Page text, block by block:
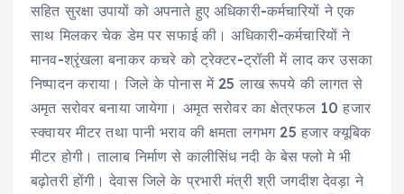
सहित सुरक्षा उपायों को अपनाते हुए अधिकारी-कर्मचारियों ने एक
साथ मिलकर चेक डेम पर सफाई की। अधिकारी-कर्मचारियों ने
मानव-श्रृंखला बनाकर कचरे को ट्रेक्टर-ट्रॉली में लाद कर उसका
निष्पादन कराया। जिले के पोनास में 25 लाख रूपये की लागत से
अमृत सरोवर बनाया जायेगा। अमृत सरोवर का क्षेत्रफल 10 हजार
स्क्वायर मीटर तथा पानी भराव की क्षमता लगभग 25 हजार क्यूबिक
मीटर होगी। तालाब निर्माण से कालीसिंध नदी के बेस फ्लो मे भी
बढ़ोतरी होंगी। देवास जिले के प्रभारी मंत्री श्री जगदीश देवड़ा ने